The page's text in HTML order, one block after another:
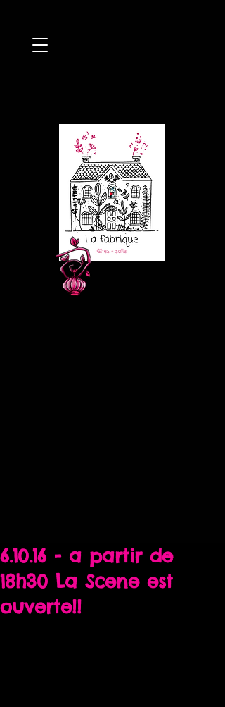
6.10.16 - a partir de
18h30 La Scene est
ouverte!!